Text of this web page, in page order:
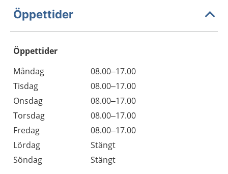
Öppettider
Öppettider
Dag
Öppettider
Kommentarer
Måndag
08.00–17.00
Tisdag
08.00–17.00
Onsdag
08.00–17.00
Torsdag
08.00–17.00
Fredag
08.00–17.00
Lördag
Stängt
Söndag
Stängt